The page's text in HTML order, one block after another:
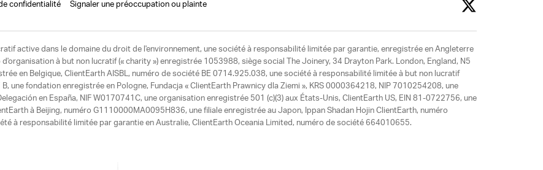
confidentialité Signaler une préoccupation ou plainte
active dans le domaine du droit de l'environnement, une société à responsabilité limitée par garantie, enregistrée en Angleterre
à but non lucratif (« charity ») enregistrée 1053988, siège social The Joinery, 34 Drayton Park. London, England, N5
en Belgique, ClientEarth AISBL, numéro de société BE 0714.925.038, une société à responsabilité limitée à but non lucratif
une fondation enregistrée en Pologne, Fundacja « ClientEarth Prawnicy dla Ziemi », KRS 0000364218, NIP 7010254208, une
en España, NIF W0170741C, une organisation enregistrée 501 (c)(3) aux États-Unis, ClientEarth US, EIN 81-0722756, une
à Beijing, numéro G1110000MA0095H836, une filiale enregistrée au Japon, Ippan Shadan Hojin ClientEarth, numéro
à responsabilité limitée par garantie en Australie, ClientEarth Oceania Limited, numéro de société 664010655.